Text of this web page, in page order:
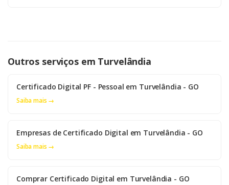
Outros serviços em Turvelândia
Certificado Digital PF - Pessoal em Turvelândia - GO
Saiba mais →
Empresas de Certificado Digital em Turvelândia - GO
Saiba mais →
Comprar Certificado Digital em Turvelândia - GO